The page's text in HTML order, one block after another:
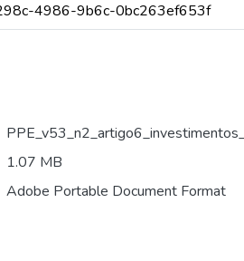
4986-9b6c-0bc263ef653f
1.07 MB
Adobe Portable Document Format